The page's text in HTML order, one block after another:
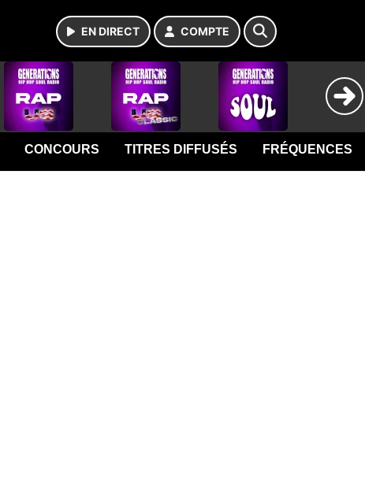
EN DIRECT COMPTE
CONCOURS TITRES DIFFUSÉS FRÉQUENCES